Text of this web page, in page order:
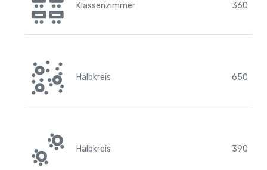
Klassenzimmer 360
Halbkreis 650
Halbkreis 390